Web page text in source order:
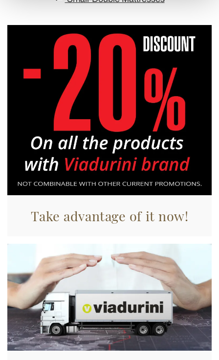
modificare o ritirare il tuo consenso in qualsiasi momento
dalla Dichiarazione sui cookie.
Utilizziamo i cookie per personalizzare contenuti ed
annunci, per fornire funzionalità dei social media e per
analizzare il nostro traffico. Condividiamo inoltre
informazioni sul modo in cui utilizza il nostro sito con i
nostri partner che si occupano di analisi dei dati web,
pubblicità e social media, i quali potrebbero combinarle
con altre informazioni che ha fornito loro o che hanno
raccolto dal suo utilizzo dei loro servizi.
Take advantage of it now!